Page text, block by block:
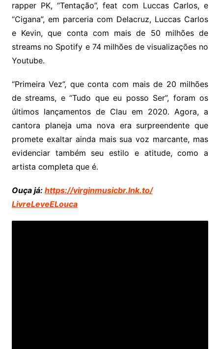
rapper PK, “Tentação”, feat com Luccas Carlos, e
“Cigana”, em parceria com Delacruz, Luccas Carlos
e Kevin, que conta com mais de 50 milhões de
streams no Spotify e 74 milhões de visualizações no
Youtube.
“Primeira Vez”, que conta com mais de 20 milhões
de streams, e “Tudo que eu posso Ser”, foram os
últimos lançamentos de Clau em 2020. Agora, a
cantora planeja uma nova era surpreendente que
promete exaltar ainda mais sua voz marcante, mas
evidenciar também seu estilo e atitude, como a
artista completa que é.
Ouça já: https://virginmusicbr.lnk.to/
LivreLeveELouca